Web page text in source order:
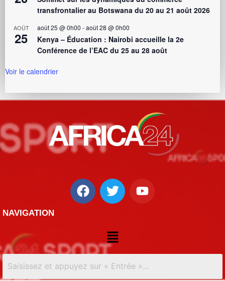
transfrontalier au Botswana du 20 au 21 août 2026
AOÛT
25
août 25 @ 0h00 -août 28 @ 0h00
Kenya – Éducation : Nairobi accueille la 2e
Conférence de l’EAC du 25 au 28 août
Voir le calendrier
NAVIGATION